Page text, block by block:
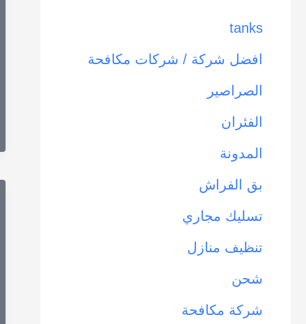
tanks
افضل شركة / شركات مكافحة
الصراصير
الفئران
المدونة
بق الفراش
تسليك مجاري
تنظيف منازل
شحن
شركة مكافحة